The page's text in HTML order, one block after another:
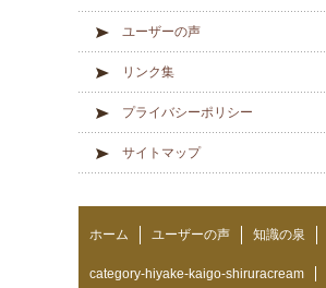
ユーザーの声
リンク集
プライバシーポリシー
サイトマップ
ホーム ユーザーの声 知識の泉
category-hiyake-kaigo-shiruracream